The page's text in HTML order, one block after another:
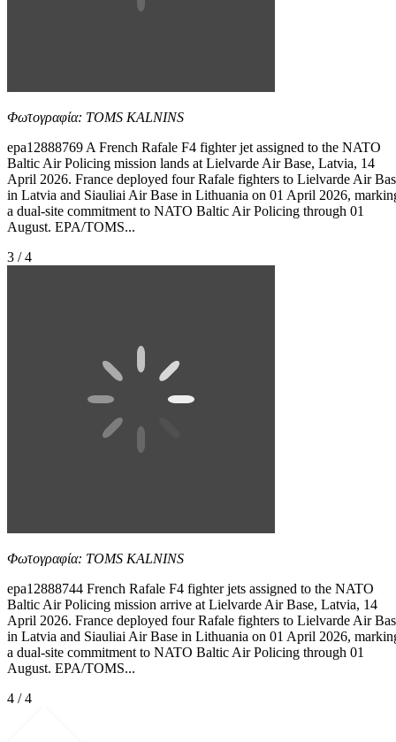
Φωτογραφία: TOMS KALNINS
epa12888769 A French Rafale F4 fighter jet assigned to the NATO
Baltic Air Policing mission lands at Lielvarde Air Base, Latvia, 14
April 2026. France deployed four Rafale fighters to Lielvarde Air
in Latvia and Siauliai Air Base in Lithuania on 01 April 2026,
a dual-site commitment to NATO Baltic Air Policing through 01
August. EPA/TOMS...
3 / 4
Φωτογραφία: TOMS KALNINS
epa12888744 French Rafale F4 fighter jets assigned to the NATO
Baltic Air Policing mission arrive at Lielvarde Air Base, Latvia, 14
April 2026. France deployed four Rafale fighters to Lielvarde Air
in Latvia and Siauliai Air Base in Lithuania on 01 April 2026,
a dual-site commitment to NATO Baltic Air Policing through 01
August. EPA/TOMS...
4 / 4